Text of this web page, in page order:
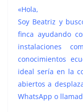
«Hola,
Soy Beatriz y
finca ayudando
instalaciones
conocimientos
ideal sería en la
abiertos a
WhatsApp o